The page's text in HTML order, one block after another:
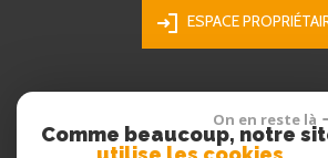
ESPACE
ADHÉRENTS
On en reste là
Comme beaucoup, notre